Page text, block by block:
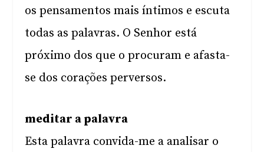
os pensamentos mais íntimos e escuta
todas as palavras. O Senhor está
próximo dos que o procuram e afasta-
se dos corações perversos.
meditar a palavra
Esta palavra convida-me a analisar o